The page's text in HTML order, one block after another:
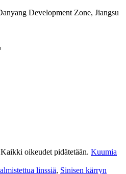
Development Zone, Jiangsu
oikeudet pidätetään. Kuumia
linssiä, Sinisen kärryn